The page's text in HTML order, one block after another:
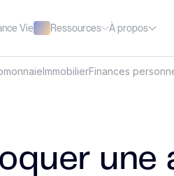
Vie Ressources À propos
une
ImmobilierFinances